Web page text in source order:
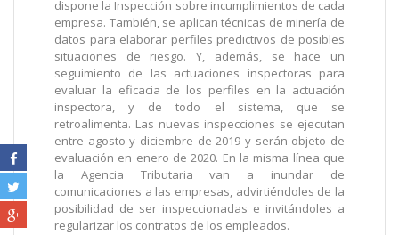
dispone la Inspección sobre incumplimientos de cada
empresa. También, se aplican técnicas de minería de
datos para elaborar perfiles predictivos de posibles
situaciones de riesgo. Y, además, se hace un
seguimiento de las actuaciones inspectoras para
evaluar la eficacia de los perfiles en la actuación
inspectora, y de todo el sistema, que se
retroalimenta. Las nuevas inspecciones se ejecutan
entre agosto y diciembre de 2019 y serán objeto de
evaluación en enero de 2020. En la misma línea que
la Agencia Tributaria van a inundar de
comunicaciones a las empresas, advirtiéndoles de la
posibilidad de ser inspeccionadas e invitándoles a
regularizar los contratos de los empleados.